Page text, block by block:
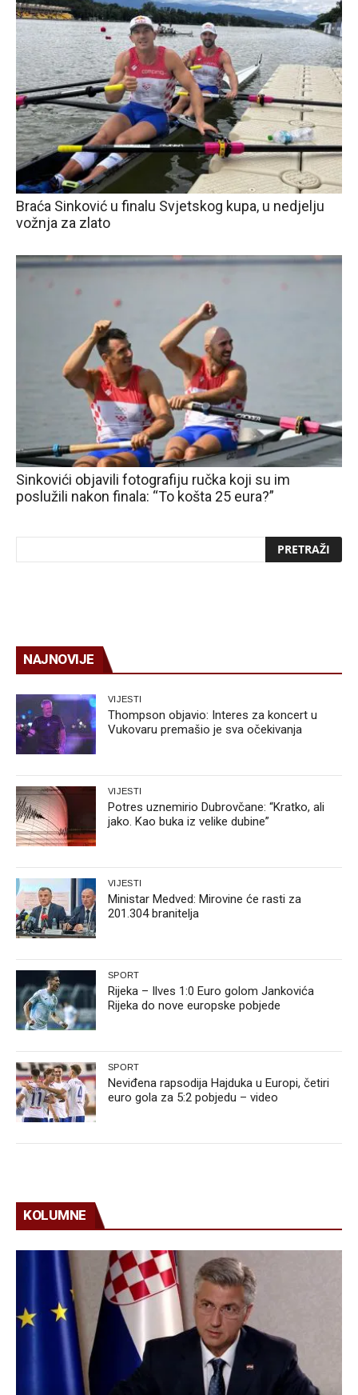
Braća Sinković u finalu Svjetskog kupa, u nedjelju
vožnja za zlato
Sinkovići objavili fotografiju ručka koji su im
poslužili nakon finala: “To košta 25 eura?”
NAJNOVIJE
VIJESTI
Thompson objavio: Interes za koncert u
Vukovaru premašio je sva očekivanja
VIJESTI
Potres uznemirio Dubrovčane: “Kratko, ali
jako. Kao buka iz velike dubine”
VIJESTI
Ministar Medved: Mirovine će rasti za
201.304 branitelja
SPORT
Rijeka – Ilves 1:0 Euro golom Jankovića
Rijeka do nove europske pobjede
SPORT
Neviđena rapsodija Hajduka u Europi, četiri
euro gola za 5:2 pobjedu – video
KOLUMNE